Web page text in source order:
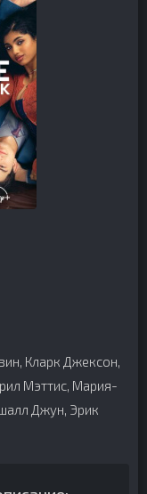
Кларк Джексон,
Мэттис, Мария-
Джун, Эрик